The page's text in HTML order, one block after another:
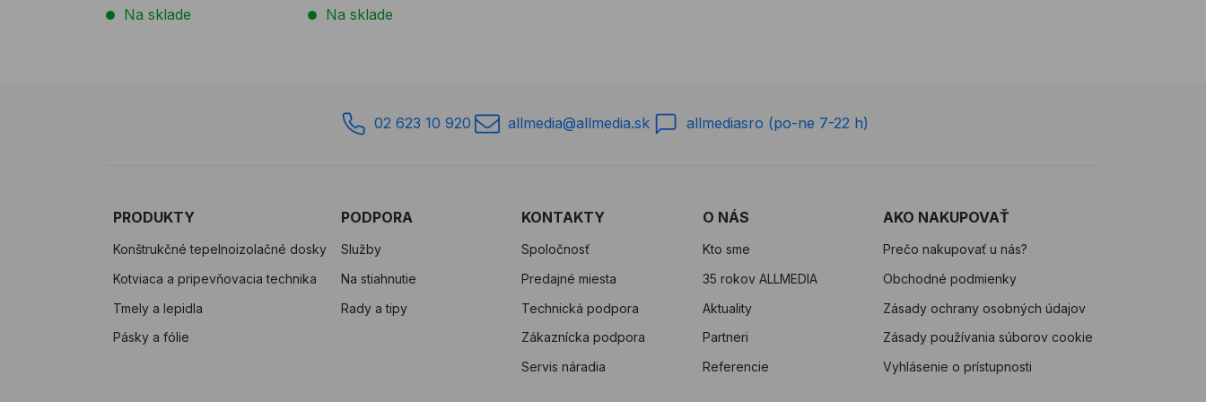
Na sklade Na sklade
02 623 10 920 allmedia@allmedia.sk allmediasro (po-ne 7-22 h)
PRODUKTY
Konštrukčné tepelnoizolačné dosky
Kotviaca a pripevňovacia technika
Tmely a lepidla
Pásky a fólie
PODPORA
Služby
Na stiahnutie
Rady a tipy
KONTAKTY
Spoločnosť
Predajné miesta
Technická podpora
Zákaznícka podpora
Servis náradia
O NÁS
Kto sme
35 rokov ALLMEDIA
Aktuality
Partneri
Referencie
AKO NAKUPOVAŤ
Prečo nakupovať u nás?
Obchodné podmienky
Zásady ochrany osobných údajov
Zásady používania súborov cookie
Vyhlásenie o prístupnosti